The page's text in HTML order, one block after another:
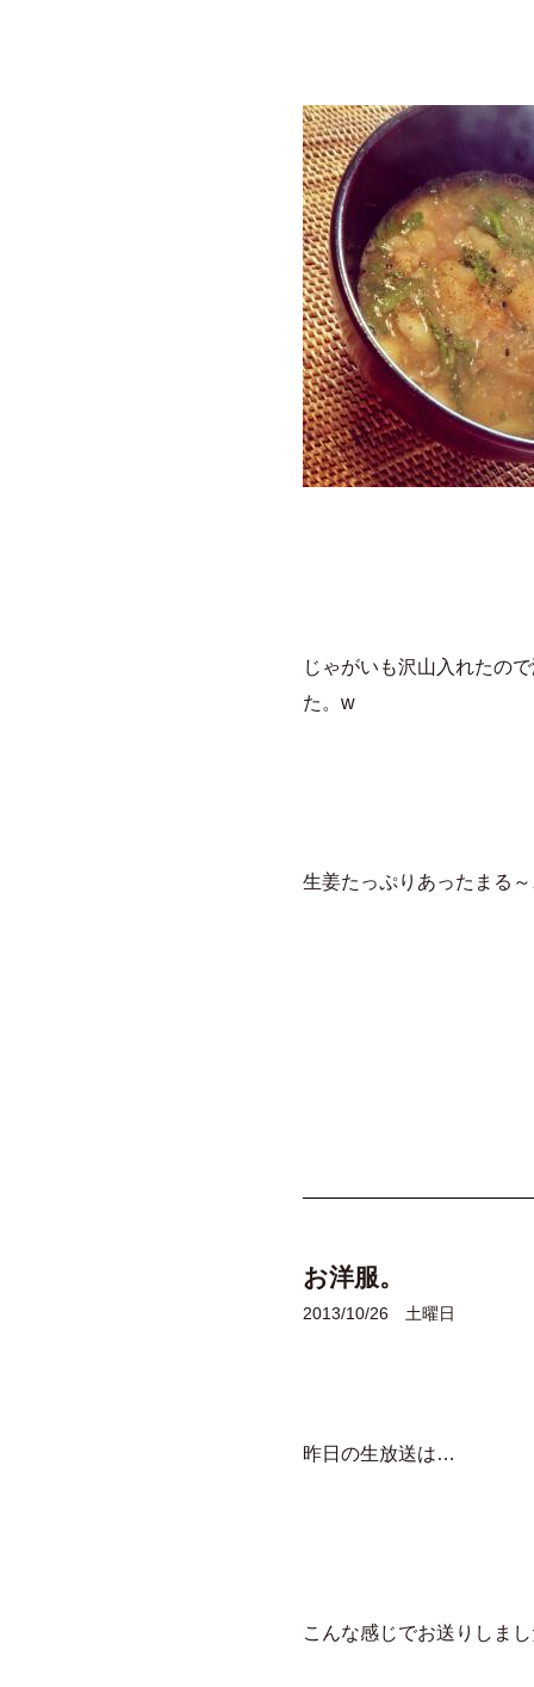
じゃがいも沢山入れたの
た。w
生姜たっぷりあったまる～
お洋服。
2013/10/26 土曜日
昨日の生放送は…
こんな感じでお送りしま